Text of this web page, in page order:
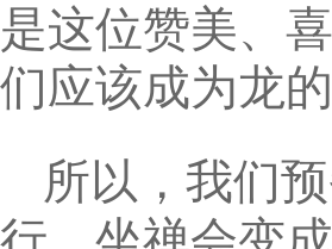
是这位赞美、
们应该成为龙
所以，我们